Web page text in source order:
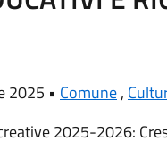
2025 • Comune,
2025-2026: